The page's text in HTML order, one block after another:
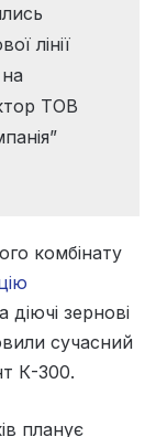
лінії
ТОВ
комбінату
діючі зернові
сучасний
К-300.
планує